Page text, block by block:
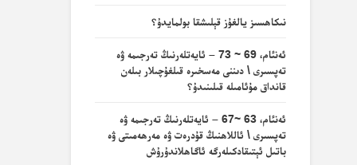
نىكاھسىز يالغۇز قېلىشقا بولمايدۇ؟
ئەنئام، 69 ~ 73 – ئايەتلەرنىڭ تەرجىمە ۋە
تەپسىرى \ دىننى مەسخىرە قىلغۇچىلار بىلەن
قانداق مۇئامىلە قىلىنىدۇ؟
ئەنئام، 63 ~67 – ئايەتلەرنىڭ تەرجىمە ۋە
تەپسىرى \ ئاللاھنىڭ قۇدرەت ۋە مەرھەمىتى ۋە
باتىل ئېتىقادكىلەرگە ئاگاھلاندۇرۇش